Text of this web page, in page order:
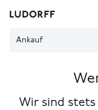
Ankauf
Wir sind stets